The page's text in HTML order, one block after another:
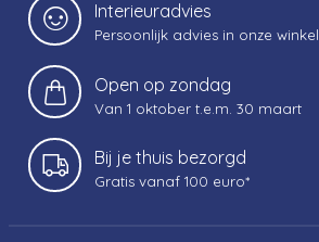
Interieuradvies
Persoonlijk advies in onze winkel
Open op zondag
Van 1 oktober t.e.m. 30 maart
Bij je thuis bezorgd
Gratis vanaf 100 euro*